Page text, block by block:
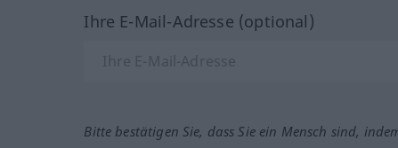
Ihre E-Mail-Adresse (optional)
Bitte bestätigen Sie, dass Sie ein Mensch sind,